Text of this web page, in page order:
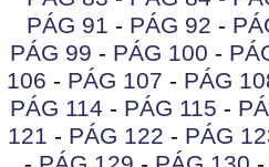
PÁG 91 - PÁG 92 -
PÁG 99 - PÁG 100 -
106 - PÁG 107 - PÁG
PÁG 114 - PÁG 115 -
121 - PÁG 122 - PÁG